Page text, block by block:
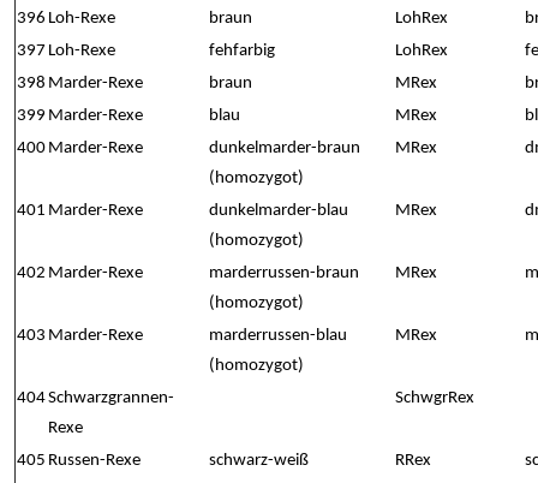
396 Loh-Rexe braun LohRex
397 Loh-Rexe fehfarbig LohRex
398 Marder-Rexe braun MRex
399 Marder-Rexe blau MRex
400 Marder-Rexe
dunkelmarder-braun
(homozygot)
MRex
401 Marder-Rexe
dunkelmarder-blau
(homozygot)
MRex
402 Marder-Rexe
marderrussen-braun
(homozygot)
MRex
403 Marder-Rexe
marderrussen-blau
(homozygot)
MRex
404Schwarzgrannen-
Rexe
SchwgrRex
405 Russen-Rexe schwarz-weiß RRex